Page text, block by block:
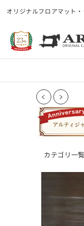
オリジナルフロアマット
カテゴリ一覧